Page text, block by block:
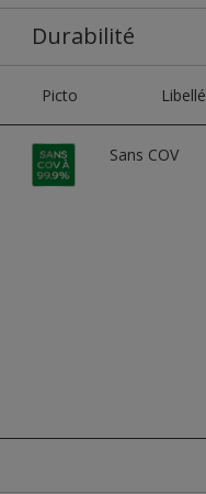
Durabilité
Picto Libellé
Sans COV